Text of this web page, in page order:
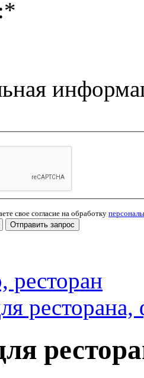
*
свое согласие на обработку
Отправить запрос
ресторан
ресторана,